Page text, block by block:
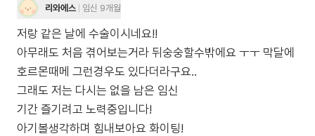
리와에스 임신 9개월
저랑 같은 날에 수술이시네요!!
아무래도 처음 겪어보는거라 뒤숭숭할수밖에요 ㅜㅜ 막달에
호르몬때메 그런경우도 있다더라구요..
그래도 저는 다시는 없을 남은 임신
기간 즐기려고 노력중입니다!
아기볼생각하며 힘내보아요 화이팅!